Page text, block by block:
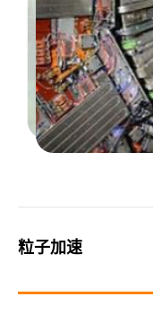
粒子加速